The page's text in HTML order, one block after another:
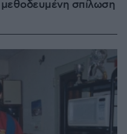
μεθοδευμένη σπίλωση